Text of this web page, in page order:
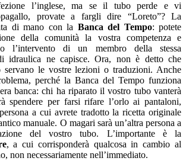
l’inglese, ma se il tubo perde e vi
provate a fargli dire “Loreto”? La
di mano con la Banca del Tempo: potete
della comunità la vostra competenza e
l’intervento di un membro della stessa
idraulica ne capisce. Ora, non è detto che
servano le vostre lezioni o traduzioni. Anche
perché la Banca del Tempo funziona
banca: chi ha riparato il vostro tubo vanterà
spendere per farsi rifare l’orlo ai pantaloni,
a cui avrete tradotto la ricetta originale
manuale. O magari sarà un’altra persona a
del vostro tubo. L’importante è la
, a cui corrisponderà qualcosa in cambio al
non necessariamente nell’immediato.